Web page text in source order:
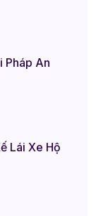
Pháp An
Lái Xe Hộ